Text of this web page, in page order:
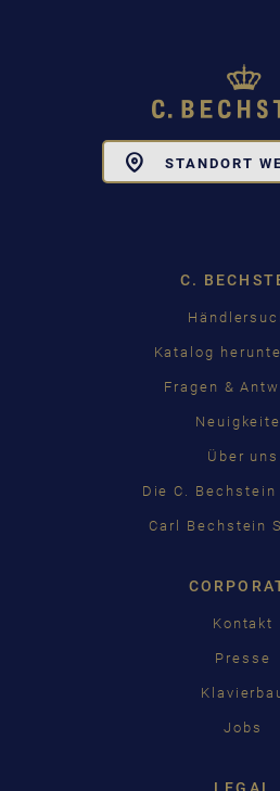
STANDORT
C.
Katalog
Fragen &
Über uns
Die C. Bechstein
Carl Bechstein
Kontakt
Presse
Jobs